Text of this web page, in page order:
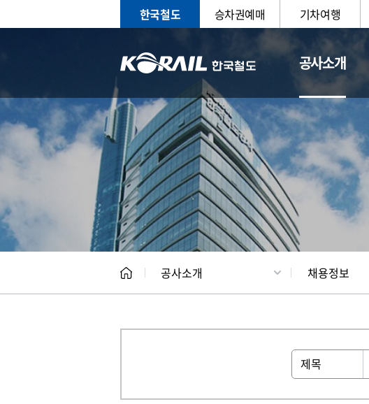
한국철도 승차권예매 기차여행
공사소개
CEO 일반현황
공사소개 채용정보